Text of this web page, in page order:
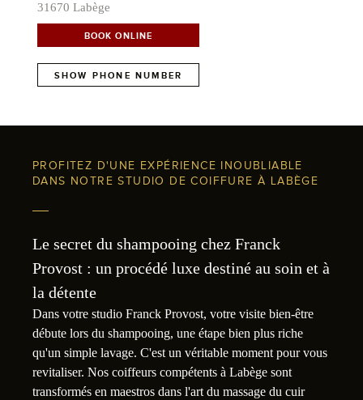
31670 Labège
BOOK ONLINE
SHOW PHONE NUMBER
PROFITEZ D'UNE EXPÉRIENCE INOUBLIABLE
DANS NOTRE STUDIO DE COIFFURE À LABÈGE
Le secret du shampooing chez Franck
Provost : un procédé luxe destiné au soin et à
la détente
Dans votre studio Franck Provost, votre visite bien-être
débute lors du shampooing, une étape bien plus riche
qu'un simple lavage. C'est un véritable moment pour vous
revitaliser. Nos coiffeurs compétents à Labège sont
transformés en maestros dans l'art du massage du cuir